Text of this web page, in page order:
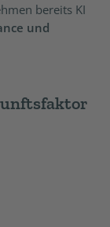
bereits KI
und